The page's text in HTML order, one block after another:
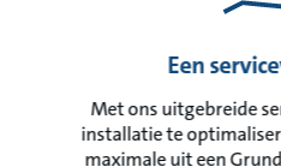
Een
Met ons uitgebreide
installatie te
maximale uit een